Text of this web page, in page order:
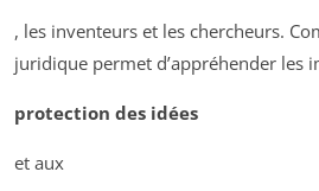
, les inventeurs et les chercheurs.
juridique permet d’appréhender les
protection des idées
et aux